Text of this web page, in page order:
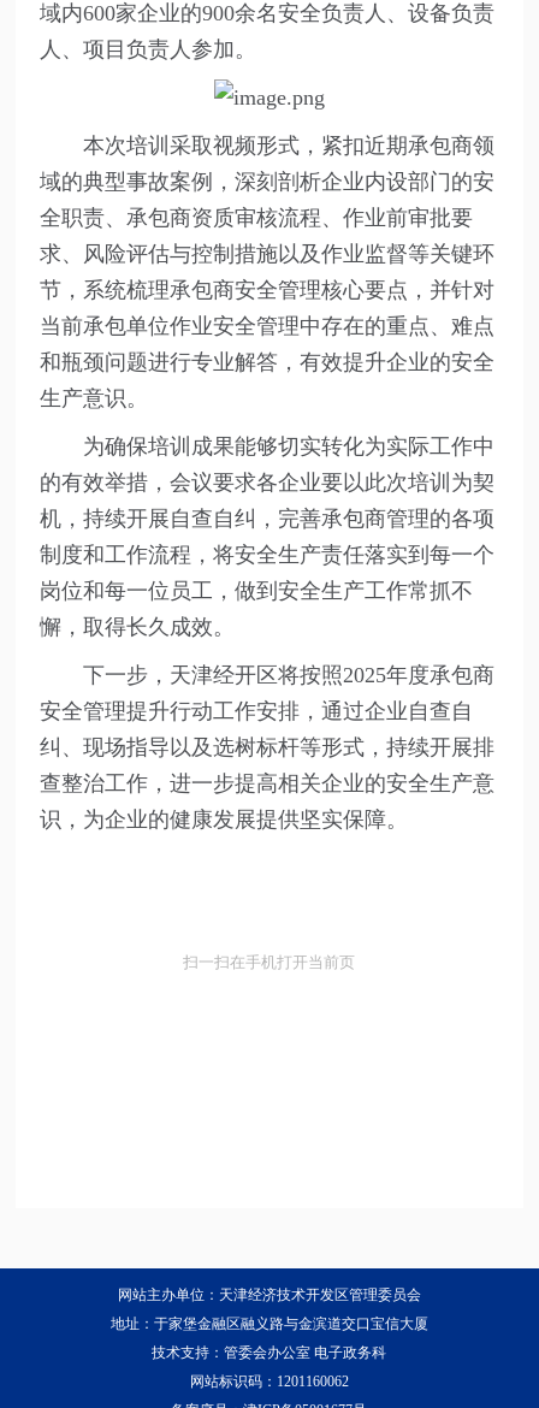
域内600家企业的900余名安全负责人、设备负责
人、项目负责人参加。
本次培训采取视频形式，紧扣近期承包商领
域的典型事故案例，深刻剖析企业内设部门的安
全职责、承包商资质审核流程、作业前审批要
求、风险评估与控制措施以及作业监督等关键环
节，系统梳理承包商安全管理核心要点，并针对
当前承包单位作业安全管理中存在的重点、难点
和瓶颈问题进行专业解答，有效提升企业的安全
生产意识。
为确保培训成果能够切实转化为实际工作中
的有效举措，会议要求各企业要以此次培训为契
机，持续开展自查自纠，完善承包商管理的各项
制度和工作流程，将安全生产责任落实到每一个
岗位和每一位员工，做到安全生产工作常抓不
懈，取得长久成效。
下一步，天津经开区将按照2025年度承包商
安全管理提升行动工作安排，通过企业自查自
纠、现场指导以及选树标杆等形式，持续开展排
查整治工作，进一步提高相关企业的安全生产意
识，为企业的健康发展提供坚实保障。
扫一扫在手机打开当前页
网站主办单位：天津经济技术开发区管理委员会
地址：于家堡金融区融义路与金滨道交口宝信大厦
技术支持：管委会办公室 电子政务科
网站标识码：1201160062